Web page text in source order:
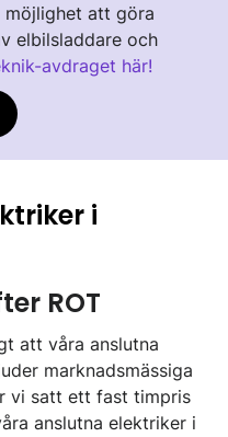
möjlighet att göra
elbilsladdare och
avdraget här!
i
ROT
att våra anslutna
marknadsmässiga
vi satt ett fast timpris
anslutna elektriker i